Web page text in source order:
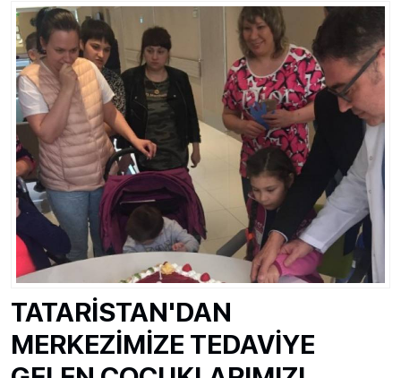
TATARİSTAN'DAN
MERKEZİMİZE TEDAVİYE